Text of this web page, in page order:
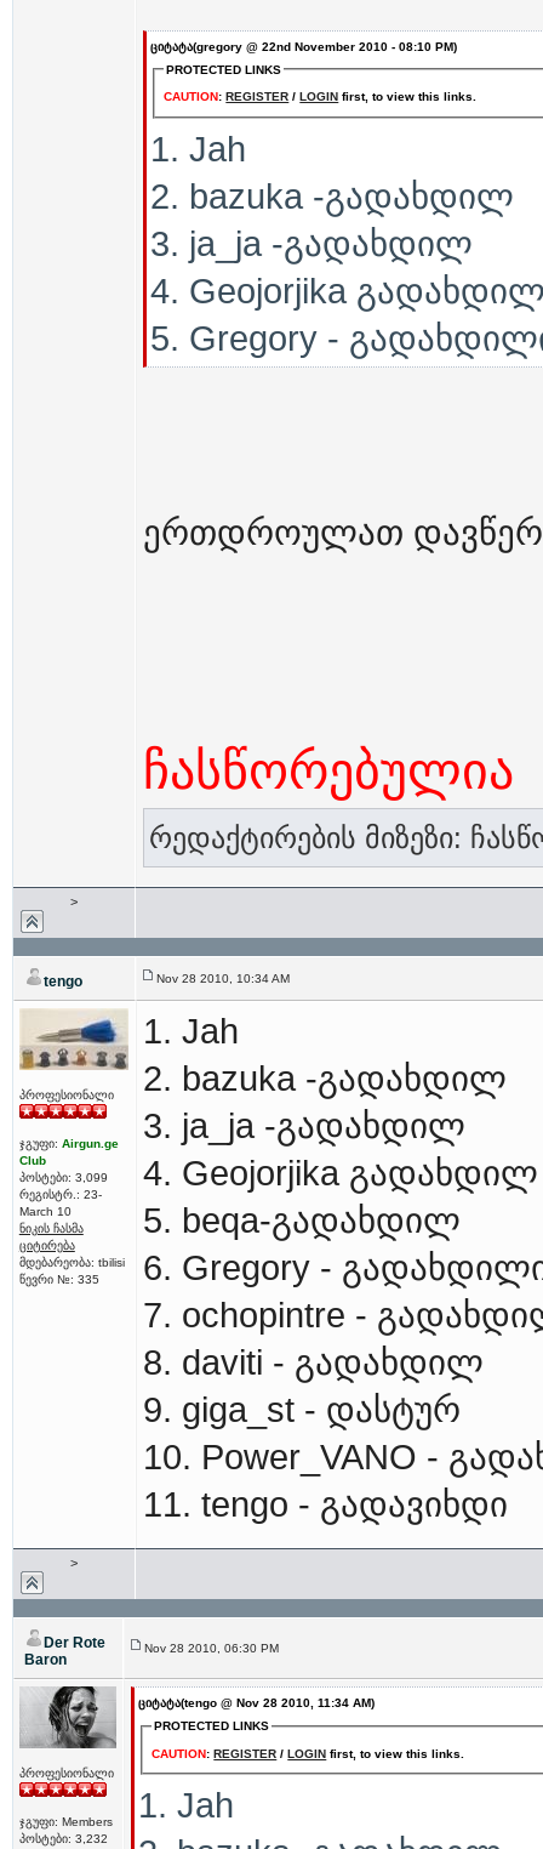
ციტატა(gregory @ 22nd November 2010 - 08:10 PM)
PROTECTED LINKS
CAUTION:REGISTER /LOGIN first, to view this links.
1. Jah
2. bazuka -გადახდილ
3. ja_ja -გადახდილ
4. Geojorjika
5. Gregory -
ერთდროულათ
ჩასწორებულია
რედაქტირების მიზეზი:
>
tengo Nov 28 2010, 10:34 AM
პროფესიონალი
ჯგუფი: Airgun.ge
Club
პოსტები: 3,099
რეგისტრ.: 23-
March 10
ნიკის ჩასმა
ციტირება
მდებარეობა: tbilisi
წევრი №: 335
1. Jah
2. bazuka -გადახდილ
3. ja_ja -გადახდილ
4. Geojorjika გადახდილ
5. beqa-გადახდილ
6. Gregory -
7. ochopintre -
8. daviti - გადახდილ
9. giga_st - დასტურ
10. Power_VANO -
11. tengo - გადავიხდი
>
Der Rote
Baron
Nov 28 2010, 06:30 PM
პროფესიონალი
ჯგუფი: Members
პოსტები: 3,232
ციტატა(tengo @ Nov 28 2010, 11:34 AM)
PROTECTED LINKS
CAUTION:REGISTER /LOGIN first, to view this links.
1. Jah